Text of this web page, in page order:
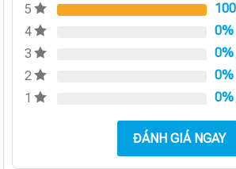
5
4
0%
3
0%
2
0%
1
0%
ĐÁNH GIÁ NGAY